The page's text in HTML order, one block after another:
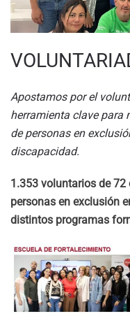
Apostamos por el
herramienta clave para
de personas en
discapacidad.
1.353 voluntarios de
personas en exclusión
distintos programas